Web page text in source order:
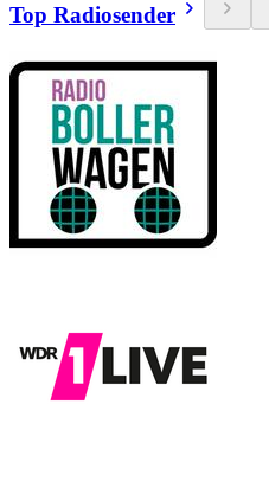
Top Radiosender